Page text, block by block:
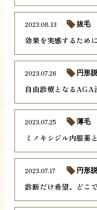
効果を実感するため
2023.08.13 抜毛
自由診療となるAGA
2023.07.26 円形
ミノキシジル内服薬
2023.07.25 薄毛
診断だけ希望、どこ
2023.07.17 円形